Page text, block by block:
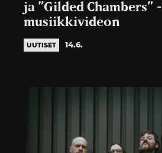
ja ”Gilded Chambers” -
musiikkivideon
UUTISET 14.6.